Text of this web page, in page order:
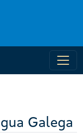
Galega